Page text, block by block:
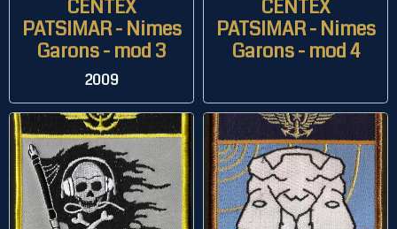
CENTEX
PATSIMAR - Nimes
Garons - mod 3
2009
CENTEX
PATSIMAR - Nimes
Garons - mod 4